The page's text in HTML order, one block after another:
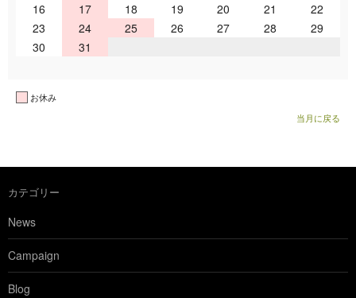
16
17 18 19 20 21
22
23
24 25 26 27 28
29
30
31
お休み
当月に戻る
カテゴリー
News
Campaign
Blog